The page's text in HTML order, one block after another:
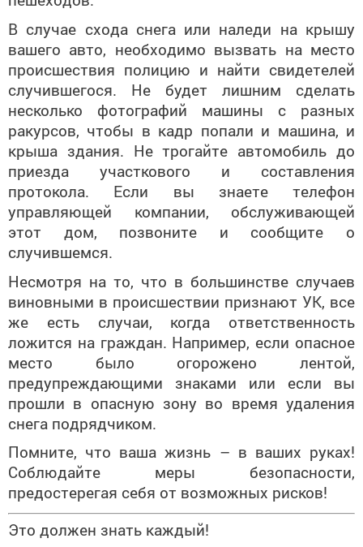
В случае схода снега или наледи на крышу
вашего авто, необходимо вызвать на место
происшествия полицию и найти свидетелей
случившегося. Не будет лишним сделать
несколько фотографий машины с разных
ракурсов, чтобы в кадр попали и машина, и
крыша здания. Не трогайте автомобиль до
приезда участкового и составления
протокола. Если вы знаете телефон
управляющей компании, обслуживающей
этот дом, позвоните и сообщите о
случившемся.
Несмотря на то, что в большинстве случаев
виновными в происшествии признают УК, все
же есть случаи, когда ответственность
ложится на граждан. Например, если опасное
место было огорожено лентой,
предупреждающими знаками или если вы
прошли в опасную зону во время удаления
снега подрядчиком.
Помните, что ваша жизнь – в ваших руках!
Соблюдайте меры безопасности,
предостерегая себя от возможных рисков!
Это должен знать каждый!